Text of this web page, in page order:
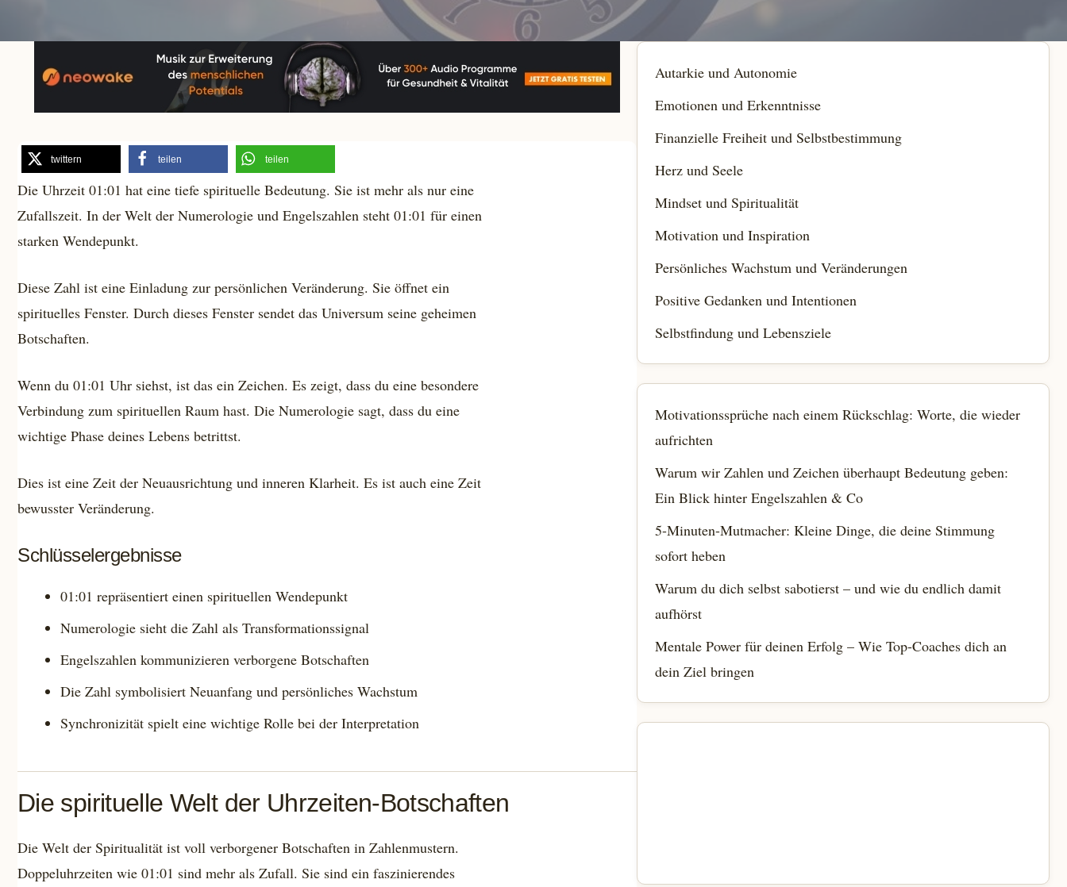
twittern teilen teilen
Die Uhrzeit 01:01 hat eine tiefe spirituelle Bedeutung. Sie ist mehr als nur eine
Zufallszeit. In der Welt der Numerologie und Engelszahlen steht 01:01 für einen
starken Wendepunkt.
Diese Zahl ist eine Einladung zur persönlichen Veränderung. Sie öffnet ein
spirituelles Fenster. Durch dieses Fenster sendet das Universum seine geheimen
Botschaften.
Wenn du 01:01 Uhr siehst, ist das ein Zeichen. Es zeigt, dass du eine besondere
Verbindung zum spirituellen Raum hast. Die Numerologie sagt, dass du eine
wichtige Phase deines Lebens betrittst.
Dies ist eine Zeit der Neuausrichtung und inneren Klarheit. Es ist auch eine Zeit
bewusster Veränderung.
Schlüsselergebnisse
01:01 repräsentiert einen spirituellen Wendepunkt
Numerologie sieht die Zahl als Transformationssignal
Engelszahlen kommunizieren verborgene Botschaften
Die Zahl symbolisiert Neuanfang und persönliches Wachstum
Synchronizität spielt eine wichtige Rolle bei der Interpretation
Die spirituelle Welt der Uhrzeiten-Botschaften
Die Welt der Spiritualität ist voll verborgener Botschaften in Zahlenmustern.
Doppeluhrzeiten wie 01:01 sind mehr als Zufall. Sie sind ein faszinierendes
Autarkie und Autonomie
Emotionen und Erkenntnisse
Finanzielle Freiheit und Selbstbestimmung
Herz und Seele
Mindset und Spiritualität
Motivation und Inspiration
Persönliches Wachstum und Veränderungen
Positive Gedanken und Intentionen
Selbstfindung und Lebensziele
Motivationssprüche nach einem Rückschlag: Worte, die wieder
aufrichten
Warum wir Zahlen und Zeichen überhaupt Bedeutung geben:
Ein Blick hinter Engelszahlen & Co
5-Minuten-Mutmacher: Kleine Dinge, die deine Stimmung
sofort heben
Warum du dich selbst sabotierst – und wie du endlich damit
aufhörst
Mentale Power für deinen Erfolg – Wie Top-Coaches dich an
dein Ziel bringen